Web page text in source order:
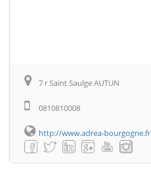
7 r Saint Saulge AUTUN
0810810008
http://www.adrea-bourgogne.fr